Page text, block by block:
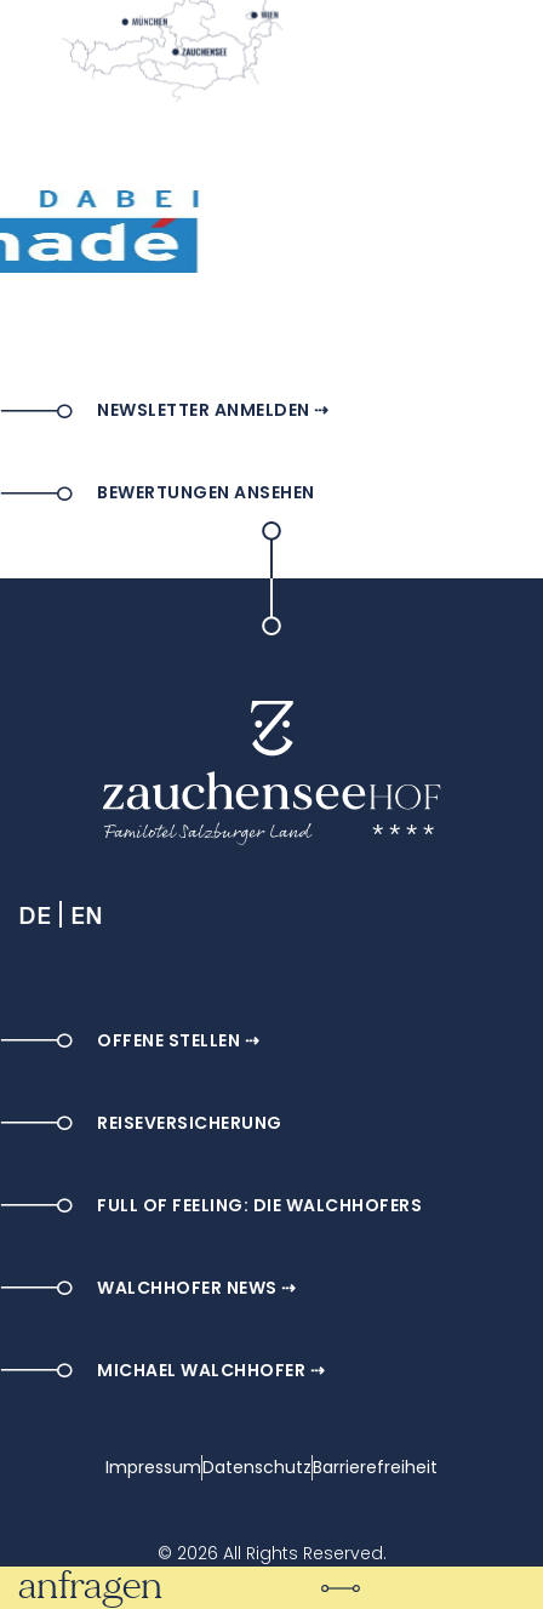
anfragen
NEWSLETTER ANMELDEN ⇢
BEWERTUNGEN ANSEHEN
OFFENE STELLEN ⇢
REISEVERSICHERUNG
FULL OF FEELING: DIE WALCHHOFERS
WALCHHOFER NEWS ⇢
MICHAEL WALCHHOFER ⇢
DE EN
ImpressumDatenschutzBarrierefreiheit
© 2026 All Rights Reserved.